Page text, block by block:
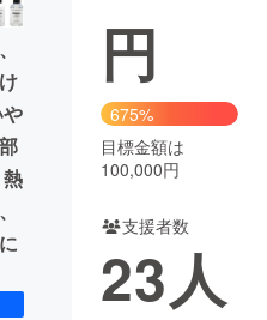
化
CAMPFIRE Creation
machi-ya コミュニティ
円
675%
目標金額は
100,000円
支援者数
23人